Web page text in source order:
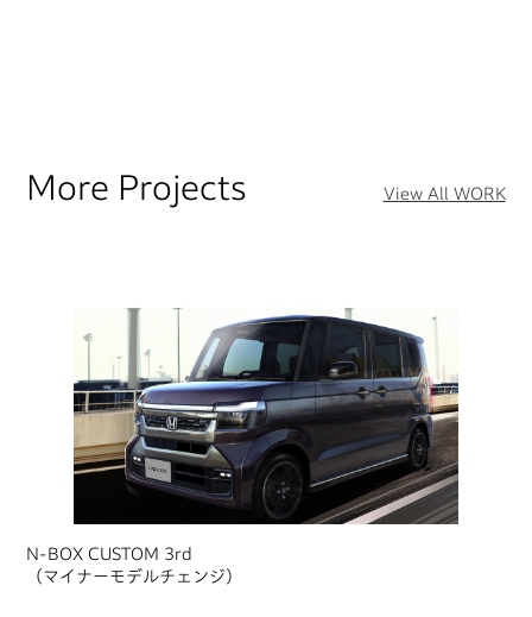
More Projects View All WORK
N-BOX CUSTOM 3rd
（マイナーモデルチェンジ）